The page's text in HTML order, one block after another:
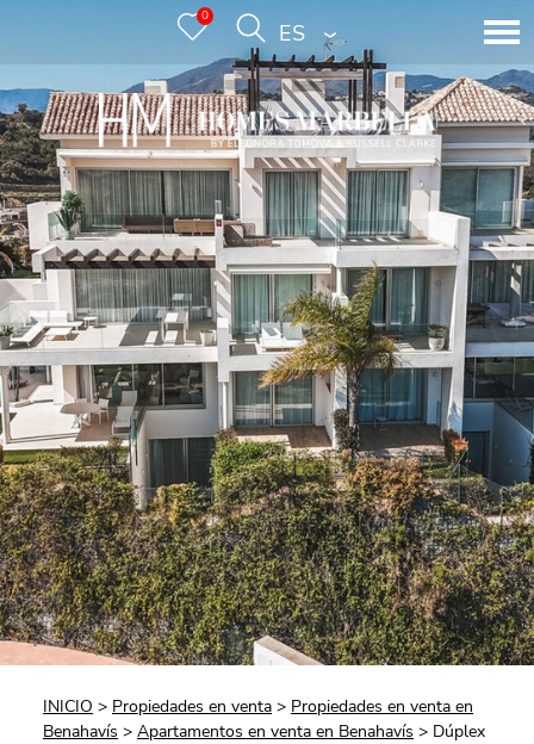
0
ESPAÑOL
INICIO > Propiedades en venta > Propiedades en venta en
Benahavís > Apartamentos en venta en Benahavís > Dúplex